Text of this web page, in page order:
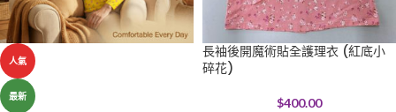
人氣
最新
長袖後開魔術貼全護理衣 (紅底小
碎花)
$400.00